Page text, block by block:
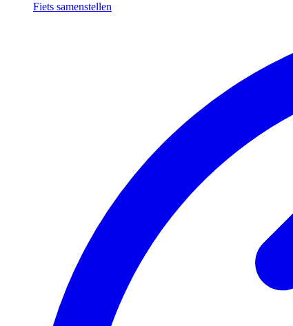
Fiets samenstellen